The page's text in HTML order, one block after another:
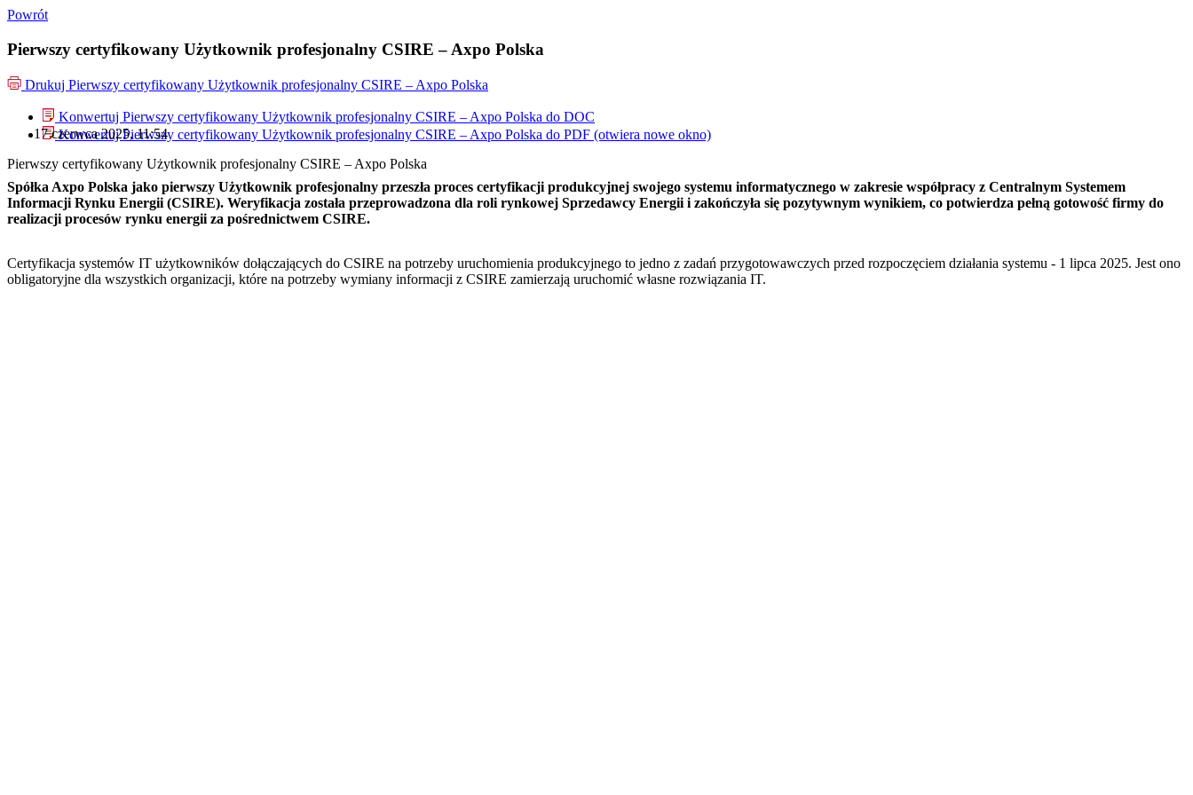
Powrót
Pierwszy certyfikowany Użytkownik profesjonalny CSIRE – Axpo Polska
Drukuj Pierwszy certyfikowany Użytkownik profesjonalny CSIRE – Axpo Polska
Konwertuj Pierwszy certyfikowany Użytkownik profesjonalny CSIRE – Axpo Polska do DOC
Konwertuj Pierwszy certyfikowany Użytkownik profesjonalny CSIRE – Axpo Polska do PDF (otwiera nowe okno)
17 czerwca 2025, 11:54
Pierwszy certyfikowany Użytkownik profesjonalny CSIRE – Axpo Polska
Spółka Axpo Polska jako pierwszy Użytkownik profesjonalny przeszła proces certyfikacji produkcyjnej swojego systemu informatycznego w zakresie współpracy z Centralnym Systemem
Informacji Rynku Energii (CSIRE). Weryfikacja została przeprowadzona dla roli rynkowej Sprzedawcy Energii i zakończyła się pozytywnym wynikiem, co potwierdza pełną gotowość firmy do
realizacji procesów rynku energii za pośrednictwem CSIRE.
Certyfikacja systemów IT użytkowników dołączających do CSIRE na potrzeby uruchomienia produkcyjnego to jedno z zadań przygotowawczych przed rozpoczęciem działania systemu - 1 lipca 2025. Jest ono
obligatoryjne dla wszystkich organizacji, które na potrzeby wymiany informacji z CSIRE zamierzają uruchomić własne rozwiązania IT.